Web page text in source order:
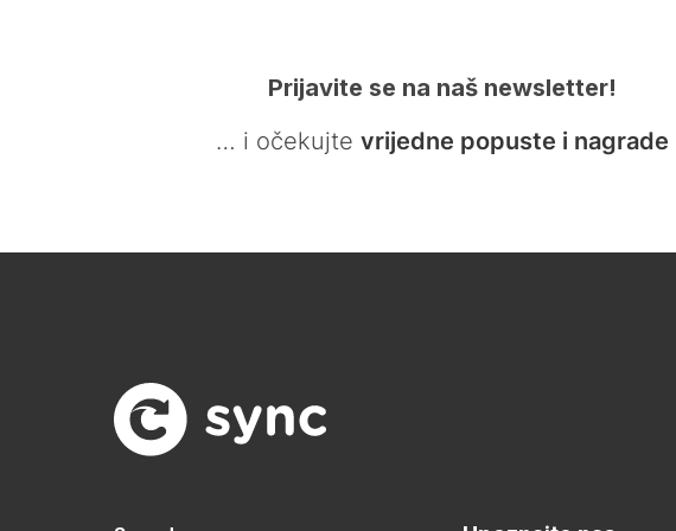
Prijavite se na naš newsletter!
… i očekujte vrijedne popuste i nagrade